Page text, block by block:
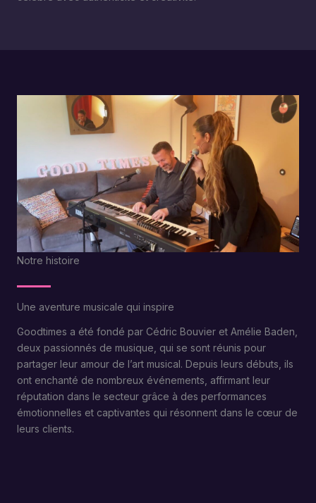
Notre histoire
Une aventure musicale qui inspire
Goodtimes a été fondé par Cédric Bouvier et Amélie Baden,
deux passionnés de musique, qui se sont réunis pour
partager leur amour de l’art musical. Depuis leurs débuts, ils
ont enchanté de nombreux événements, affirmant leur
réputation dans le secteur grâce à des performances
émotionnelles et captivantes qui résonnent dans le cœur de
leurs clients.